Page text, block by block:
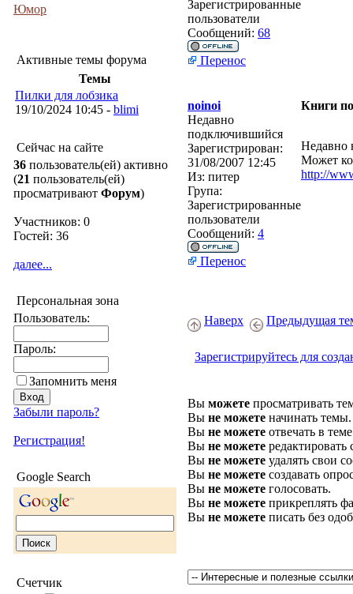
Юмор
Активные темы форума
Темы
Пилки для лобзика
19/10/2024 10:45 - blimi
Сейчас на сайте
36 пользователь(ей) активно
(21 пользователь(ей)
просматривают Форум)
Участников: 0
Гостей: 36
далее...
Персональная зона
Пользователь:
Пароль:
Запомнить меня
Забыли пароль?
Регистрация!
Google Search
Счетчик
Зарегистрированные
пользователи
Сообщений: 68
Перенос
noinoi
Книги
Недавно
подключившийся
Зарегистрирован:
31/08/2007 12:45
Из: питер
Група:
Зарегистрированные
пользователи
Сообщений: 4
Недавно
Может
http://
Перенос
Наверх Предыдущая
Зарегистрируйтесь для
Вы можете просматривать
Вы не можете начинать темы.
Вы не можете отвечать в
Вы не можете
Вы не можете удалять свои
Вы не можете создавать
Вы не можете голосовать.
Вы не можете прикреплять
Вы не можете писать без